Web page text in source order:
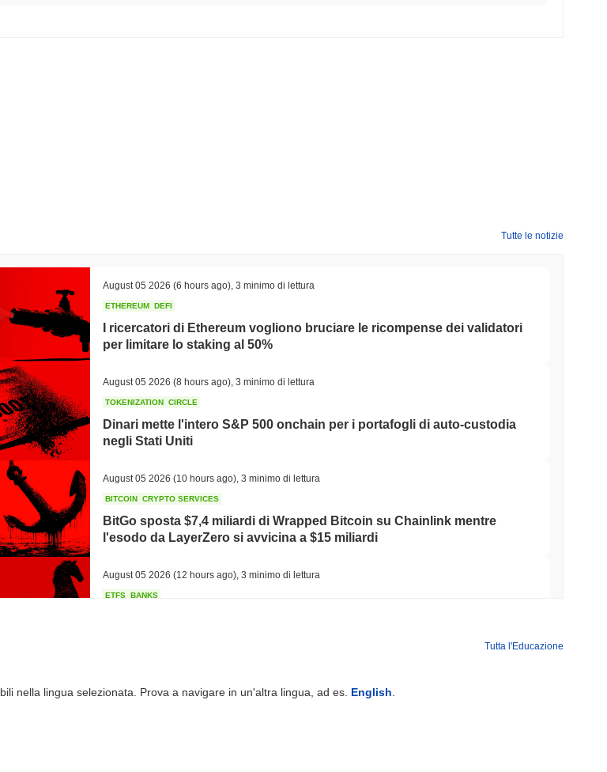
Tutte le notizie
August 05 2026 (6 hours ago) 3 minimo di lettura
ETHEREUM DEFI
I ricercatori di Ethereum vogliono bruciare le ricompense dei validatori
per limitare lo staking al 50%
August 05 2026 (8 hours ago) 3 minimo di lettura
TOKENIZATION CIRCLE
Dinari mette l'intero S&P 500 onchain per i portafogli di auto-custodia
negli Stati Uniti
August 05 2026 (10 hours ago) 3 minimo di lettura
BITCOIN CRYPTO SERVICES
BitGo sposta $7,4 miliardi di Wrapped Bitcoin su Chainlink mentre
l'esodo da LayerZero si avvicina a $15 miliardi
August 05 2026 (12 hours ago) 3 minimo di lettura
ETFS BANKS
ECONOMIC DATA WEB3
Tutta l'Educazione
nella lingua selezionata. Prova a navigare in un'altra lingua, ad es. English